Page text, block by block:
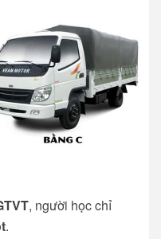
, người học chỉ
.